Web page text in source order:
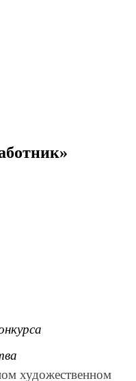
художественном